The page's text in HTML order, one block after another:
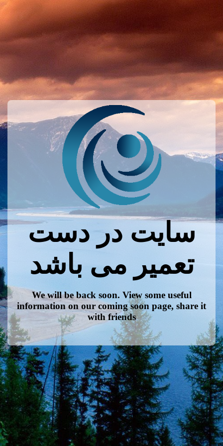
سایت در دست
تعمیر می باشد
We will be back soon. View some useful
information on our coming soon page, share it
with friends